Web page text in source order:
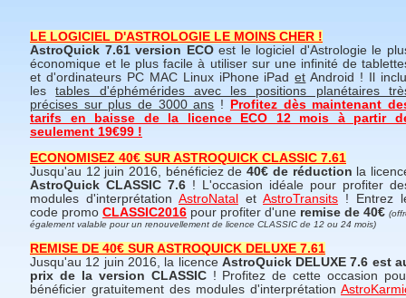
LE LOGICIEL D'ASTROLOGIE LE MOINS CHER !
AstroQuick 7.61 version ECOest le logiciel d'Astrologie le
économique et le plus facile à utiliser sur une infinité de
et d'ordinateurs PC MAC Linux iPhone iPadet Android ! Il
lestables d'éphémérides avec les positions planétaires
précises sur plus de 3000 ans !
Profitez dès maintenant
tarifs en baisse de la licence ECO 12 mois à partir
seulement 19€99 !
ECONOMISEZ 40€ SUR ASTROQUICK CLASSIC 7.61
Jusqu'au 12 juin 2016, bénéficiez de40€ de réduction la
AstroQuick CLASSIC 7.6 ! L'occasion idéale pour profiter
modules d'interprétation AstroNatal et AstroTransits ! Entrez
code promo CLASSIC2016 pour profiter d'une remise de 40€
également valable pour un renouvellement de licence CLASSIC de 12 ou 24 mois)
REMISE DE 40€ SUR ASTROQUICK DELUXE 7.61
Jusqu'au 12 juin 2016, la licence AstroQuick DELUXE 7.6 est
prix de la version CLASSIC! Profitez de cette occasion
bénéficier gratuitement des modules d'interprétation